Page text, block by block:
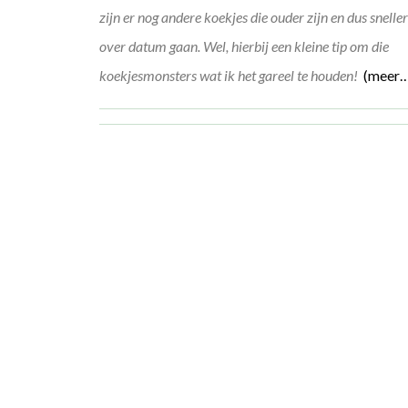
zijn er nog andere koekjes die ouder zijn en dus sneller
over datum gaan. Wel, hierbij een kleine tip om die
koekjesmonsters wat ik het gareel te houden!